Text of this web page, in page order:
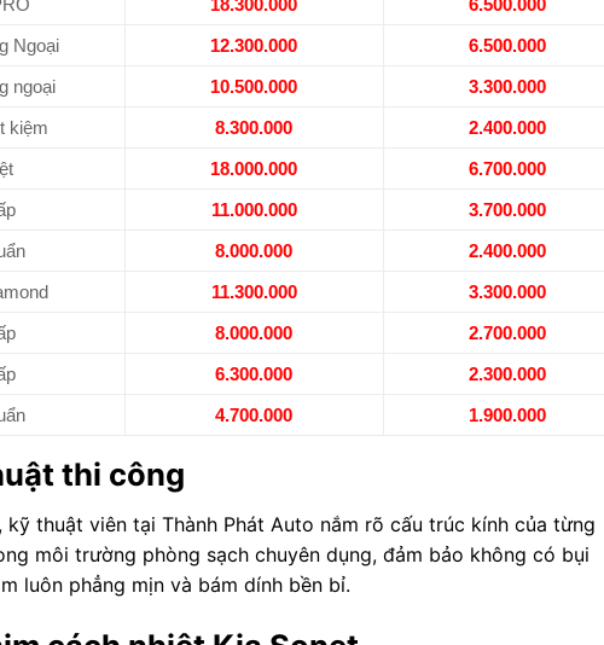
18.300.000
6.500.000
Ngoại
12.300.000
6.500.000
ngoại
10.500.000
3.300.000
kiệm
8.300.000 2.400.000
18.000.000
6.700.000
11.000.000
3.700.000
8.000.000
2.400.000
11.300.000 3.300.000
8.000.000
2.700.000
6.300.000
2.300.000
4.700.000 1.900.000
thi công
thuật viên tại Thành Phát Auto nắm rõ cấu trúc kính của từng
môi trường phòng sạch chuyên dụng, đảm bảo không có bụi
luôn phẳng mịn và bám dính bền bỉ.